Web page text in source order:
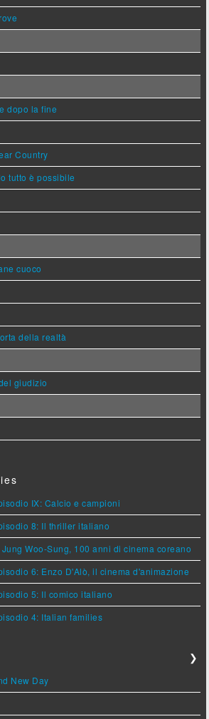
dopo la fine
Country
tutto è possibile
cuoco
della realtà
giudizio
IX: Calcio e campioni
8: Il thriller italiano
Woo-Sung, 100 anni di cinema coreano
6: Enzo D'Alò, il cinema d'animazione
5: Il comico italiano
4: Italian families
❯
New Day